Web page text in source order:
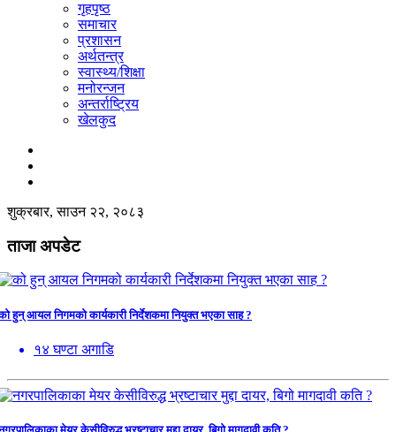
गृहपृष्ठ
समाचार
प्रशासन
अर्थतन्त्र
स्वास्थ्य/शिक्षा
मनोरन्जन
अन्तर्राष्ट्रिय
खेलकुद
शुक्रबार, साउन २२, २०८३
ताजा अपडेट
हुन् आयल निगमको कार्यकारी निर्देशकमा नियुक्त भएका साह ?
१४ घण्टा अगाडि